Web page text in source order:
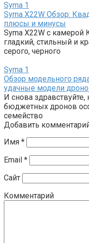
Syma 1
Syma X22W Обзор:
плюсы и минусы
Syma X22W с камерой
гладкий, стильный и
серого, черного
Syma 1
Обзор модельного
удачные модели
И снова
бюджетных дронов
семейство
Добавить
Имя *
Email *
Сайт
Комментарий